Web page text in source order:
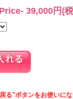
39,000 円(
る"ボタンをお使いに